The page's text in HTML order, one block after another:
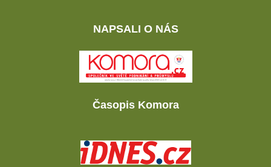
NAPSALI O NÁS
Časopis Komora